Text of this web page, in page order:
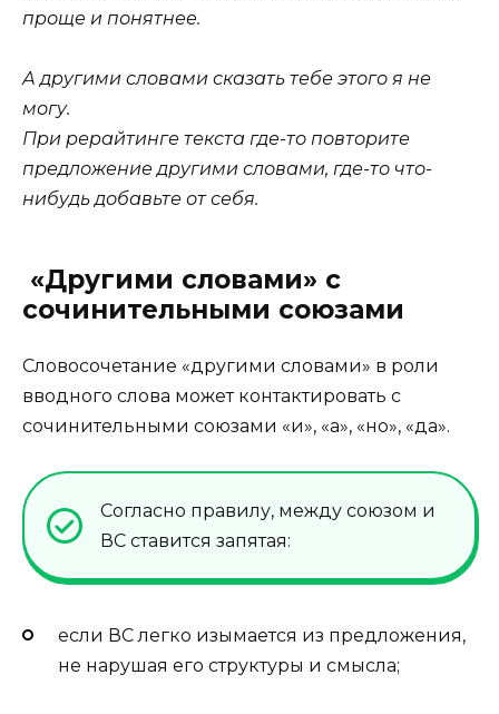
проще и понятнее.
А другими словами сказать тебе этого я не
могу.
При рерайтинге текста где-то повторите
предложение другими словами, где-то что-
нибудь добавьте от себя.
«Другими словами» с
сочинительными союзами
Словосочетание «другими словами» в роли
вводного слова может контактировать с
сочинительными союзами «и», «а», «но», «да».
Согласно правилу, между союзом и
ВС ставится запятая:
если ВС легко изымается из предложения,
не нарушая его структуры и смысла;